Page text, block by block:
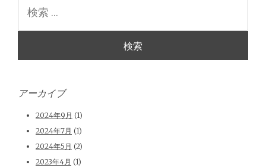
アーカイブ
2024年9月 (1)
2024年7月 (1)
2024年5月 (2)
2023年4月 (1)